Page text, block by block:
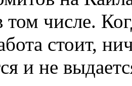
том числе.
стоит,
и не